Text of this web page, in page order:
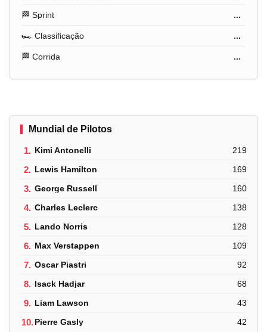
🏁 Sprint ...
🏎️ Classificação ...
🏁 Corrida ...
Mundial de Pilotos
1. Kimi Antonelli 219
2. Lewis Hamilton 169
3. George Russell 160
4. Charles Leclerc 138
5. Lando Norris 128
6. Max Verstappen 109
7. Oscar Piastri 92
8. Isack Hadjar 68
9. Liam Lawson 43
10.Pierre Gasly 42